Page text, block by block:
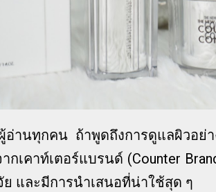
านทุกคน ถ้าพูดถึงการดูแลผิวอย่
กเคาท์เตอร์แบรนด์ (Counter
และมีการนำเสนอที่น่าใช้สุด ๆ